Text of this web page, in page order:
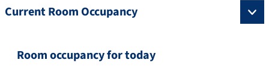
Current Room Occupancy
Room occupancy for today